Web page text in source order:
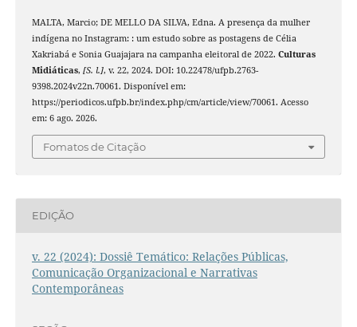
MALTA, Marcio; DE MELLO DA SILVA, Edna. A presença da mulher
indígena no Instagram: : um estudo sobre as postagens de Célia
Xakriabá e Sonia Guajajara na campanha eleitoral de 2022. Culturas
Midiáticas, [S. l.], v. 22, 2024. DOI: 10.22478/ufpb.2763-
9398.2024v22n.70061. Disponível em:
https://periodicos.ufpb.br/index.php/cm/article/view/70061. Acesso
em: 6 ago. 2026.
Fomatos de Citação
EDIÇÃO
v. 22 (2024): Dossiê Temático: Relações Públicas,
Comunicação Organizacional e Narrativas
Contemporâneas